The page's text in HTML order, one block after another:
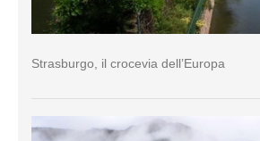
Strasburgo, il crocevia dell’Europa